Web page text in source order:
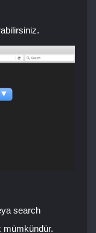
search
mümkündür.